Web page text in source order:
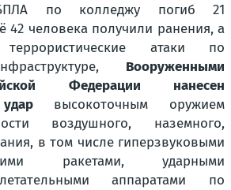
по колледжу погиб 21
42 человека получили ранения, а
атаки по
Вооруженными
Федерации нанесен
высокоточным оружием
воздушного, наземного,
в том числе гиперзвуковыми
ракетами, ударными
аппаратами по